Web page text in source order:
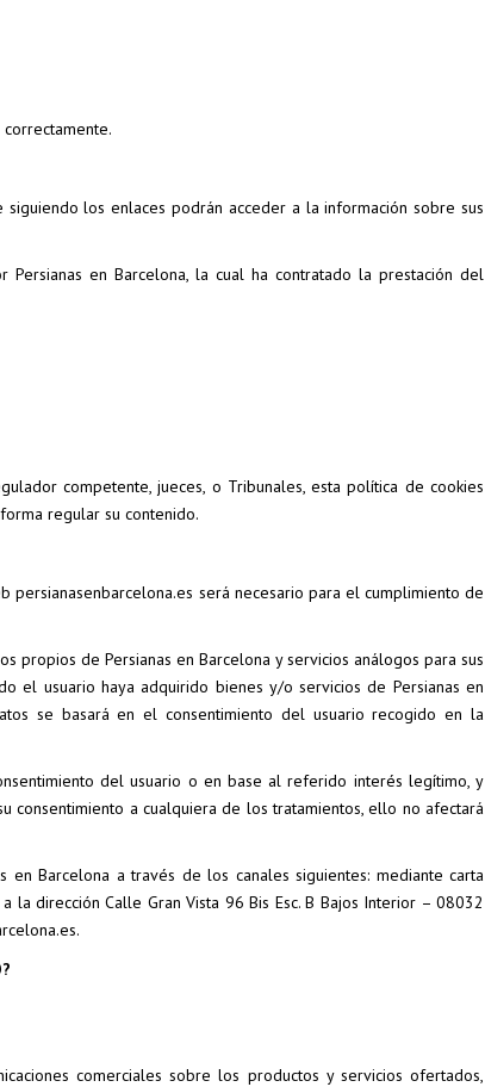
los enlaces podrán acceder a la información sobre sus
en Barcelona, la cual ha contratado la prestación del
competente, jueces, o Tribunales, esta política de cookies
regular su contenido.
será necesario para el cumplimiento de
propios de Persianas en Barcelona y servicios análogos para sus
el usuario haya adquirido bienes y/o servicios de Persianas en
se basará en el consentimiento del usuario recogido en la
del usuario o en base al referido interés legítimo, y
consentimiento a cualquiera de los tratamientos, ello no afectará
en Barcelona a través de los canales siguientes: mediante carta
dirección Calle Gran Vista 96 Bis Esc. B Bajos Interior – 08032
comerciales sobre los productos y servicios ofertados,